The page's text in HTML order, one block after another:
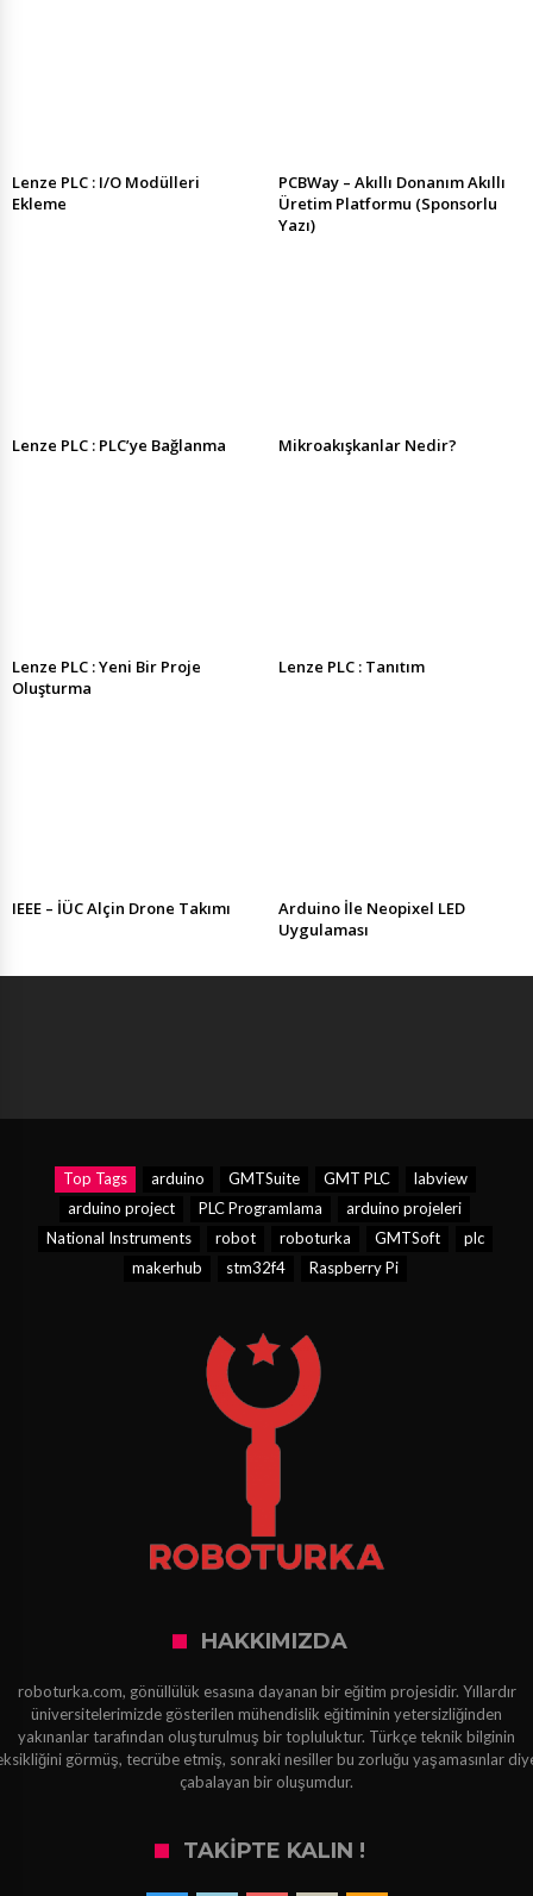
Lenze PLC : I/O Modülleri
Ekleme
PCBWay – Akıllı Donanım Akıllı
Üretim Platformu (Sponsorlu
Yazı)
Lenze PLC : PLC’ye Bağlanma Mikroakışkanlar Nedir?
Lenze PLC : Yeni Bir Proje
Oluşturma
Lenze PLC : Tanıtım
IEEE – İÜC Alçin Drone Takımı
Arduino İle Neopixel LED
Uygulaması
Top Tags arduino GMTSuite GMT PLC
labview
arduino project
PLC Programlama
arduino projeleri
National Instruments
robot roboturka GMTSoft
plc
makerhub
stm32f4 Raspberry Pi
HAKKIMIZDA
roboturka.com, gönüllülük esasına dayanan bir eğitim projesidir. Yıllardır
üniversitelerimizde gösterilen mühendislik eğitiminin yetersizliğinden
yakınanlar tarafından oluşturulmuş bir topluluktur. Türkçe teknik bilginin
görmüş, tecrübe etmiş, sonraki nesiller bu zorluğu yaşamasınlar
çabalayan bir oluşumdur.
TAKIPTE KALIN !